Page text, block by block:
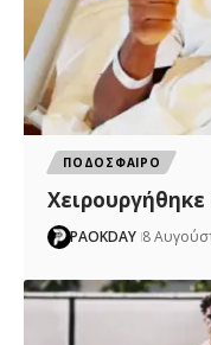
ΠΟΔΟΣΦΑΙΡΟ
PAOKDAY 8